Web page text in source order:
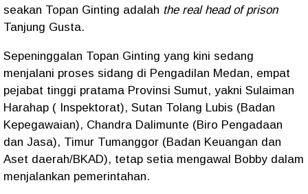
seakan Topan Ginting adalah the real head of prison
Tanjung Gusta.
Sepeninggalan Topan Ginting yang kini sedang
menjalani proses sidang di Pengadilan Medan, empat
pejabat tinggi pratama Provinsi Sumut, yakni Sulaiman
Harahap ( Inspektorat), Sutan Tolang Lubis (Badan
Kepegawaian), Chandra Dalimunte (Biro Pengadaan
dan Jasa), Timur Tumanggor (Badan Keuangan dan
Aset daerah/BKAD), tetap setia mengawal Bobby dalam
menjalankan pemerintahan.